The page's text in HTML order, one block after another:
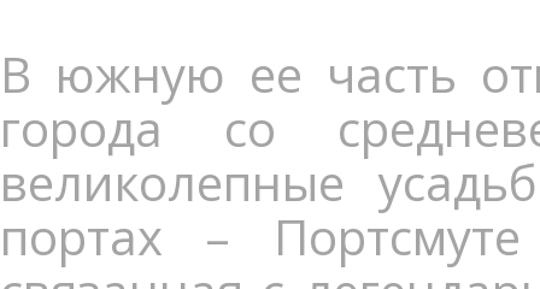
В южную ее часть
города со
великолепные
портах –